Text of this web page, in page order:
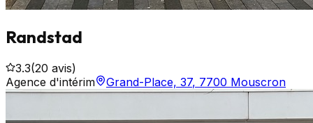
Randstad
3.3(20 avis)
Agence d'intérim
Grand-Place, 37, 7700 Mouscron